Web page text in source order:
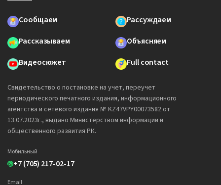
Сообщаем
Рассуждаем
Рассказываем
Объясняем
Видеосюжет
Full contact
Свидетельство о постановке на учет, переучет
периодического печатного издания, информационного
агентства и сетевого издания № KZ47VPY00073582 от
13.07.2023г., выдано Министерством информации и
общественного развития РК.
Мобильный
+7 (705) 217-02-17
Email